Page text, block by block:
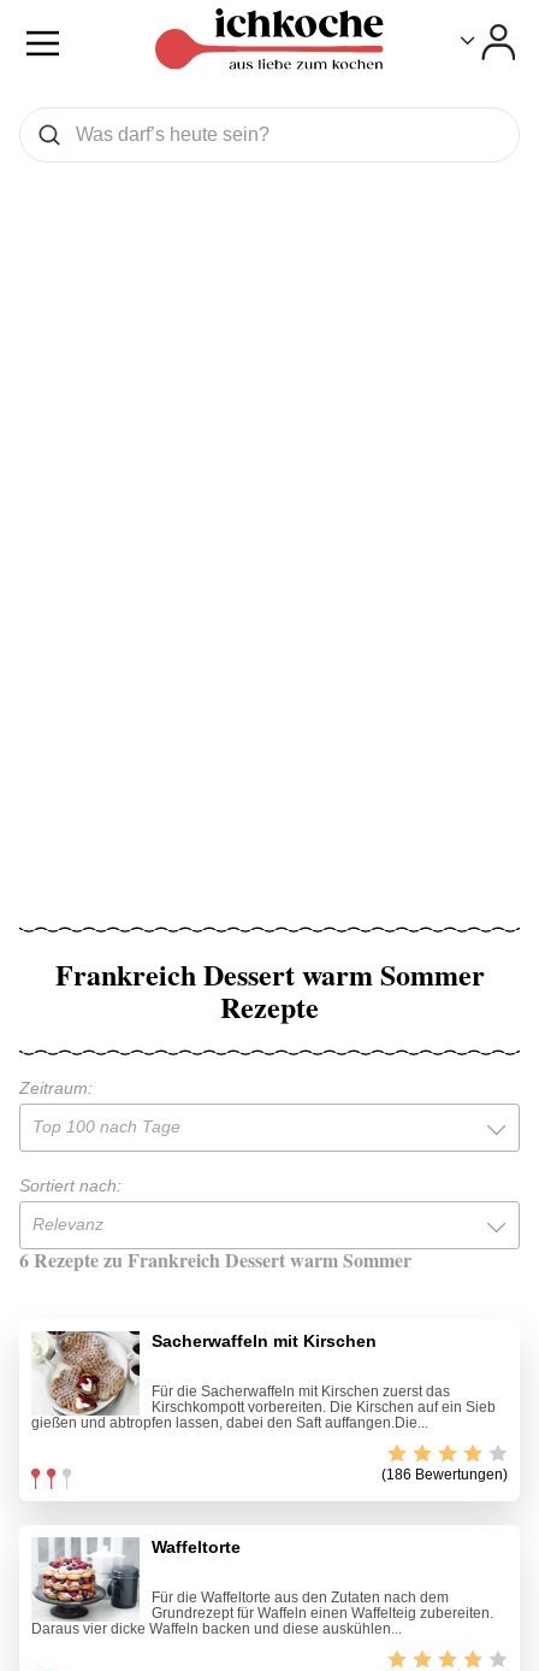
Was wollen Sie suchen
Suchen
Frankreich Dessert warm Sommer
Rezepte
Zeitraum:
Top 100 nach Tage
Sortiert nach:
Relevanz
6 Rezepte zu Frankreich Dessert warm Sommer
Sacherwaffeln mit Kirschen
Für die Sacherwaffeln mit Kirschen zuerst das
Kirschkompott vorbereiten. Die Kirschen auf ein Sieb
gießen und abtropfen lassen, dabei den Saft auffangen.Die...
(186 Bewertungen)
Waffeltorte
Für die Waffeltorte aus den Zutaten nach dem
Grundrezept für Waffeln einen Waffelteig zubereiten.
Daraus vier dicke Waffeln backen und diese auskühlen...